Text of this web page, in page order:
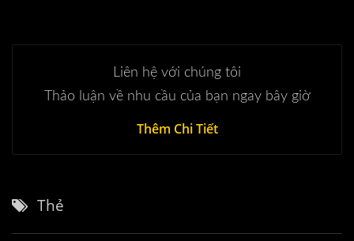
Liên hệ với chúng tôi
Thảo luận về nhu cầu của bạn ngay bây giờ
Thêm Chi Tiết
Thẻ